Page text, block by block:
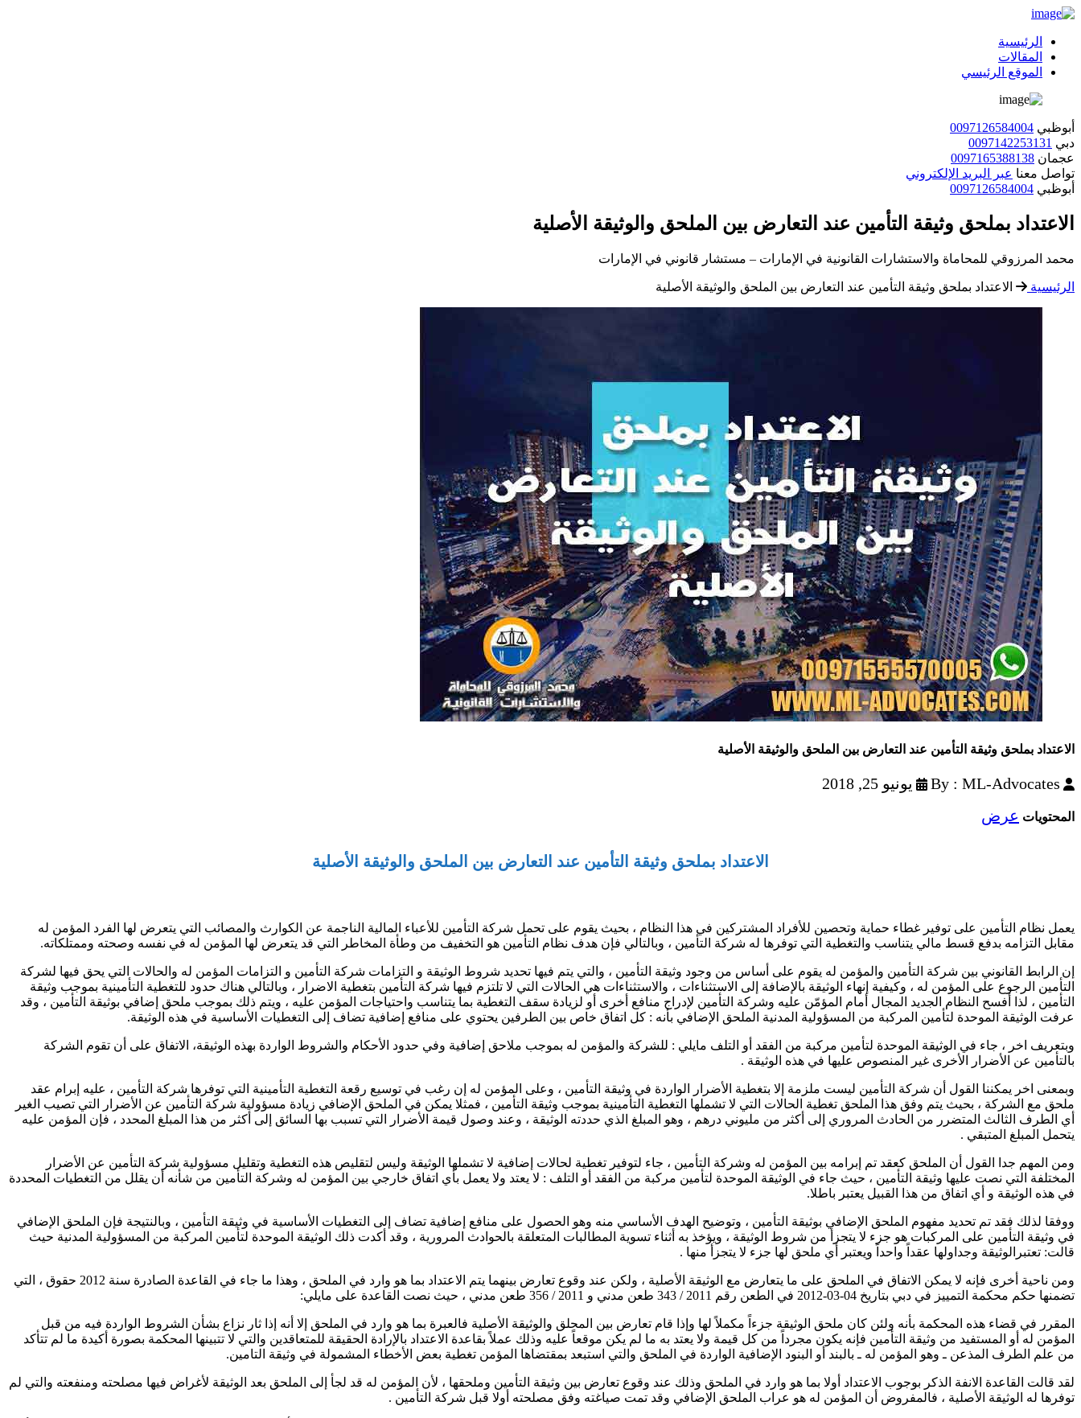
الرئيسية
المقالات
الموقع الرئيسي
أبوظبي 0097126584004
دبي 0097142253131
عجمان 0097165388138
تواصل معنا عبر البريد الإلكتروني
أبوظبي 0097126584004
الاعتداد بملحق وثيقة التأمين عند التعارض بين الملحق والوثيقة الأصلية
محمد المرزوقي للمحاماة والاستشارات القانونية في الإمارات – مستشار قانوني في الإمارات
الرئيسية الاعتداد بملحق وثيقة التأمين عند التعارض بين الملحق والوثيقة الأصلية
الاعتداد بملحق وثيقة التأمين عند التعارض بين الملحق والوثيقة الأصلية
By : ML-Advocates يونيو 25, 2018
المحتويات عرض
الاعتداد بملحق وثيقة التأمين عند التعارض بين الملحق والوثيقة الأصلية
يعمل نظام التأمين على توفير غطاء حماية وتحصين للأفراد المشتركين في هذا النظام ، بحيث يقوم على تحمل شركة التأمين للأعباء المالية الناجمة عن الكوارث والمصائب التي يتعرض لها الفرد المؤمن له
مقابل التزامه بدفع قسط مالي يتناسب والتغطية التي توفرها له شركة التأمين ، وبالتالي فإن هدف نظام التأمين هو التخفيف من وطأة المخاطر التي قد يتعرض لها المؤمن له في نفسه وصحته وممتلكاته.
إن الرابط القانوني بين شركة التأمين والمؤمن له يقوم على أساس من وجود وثيقة التأمين ، والتي يتم فيها تحديد شروط الوثيقة و التزامات شركة التأمين و التزامات المؤمن له والحالات التي يحق فيها لشركة
التأمين الرجوع على المؤمن له ، وكيفية إنهاء الوثيقة بالإضافة إلى الاستثناءات ، والاستثناءات هي الحالات التي لا تلتزم فيها شركة التأمين بتغطية الاضرار ، وبالتالي هناك حدود للتغطية التأمينية بموجب وثيقة
التأمين ، لذا أفسح النظام الجديد المجال أمام المؤمّن عليه وشركة التأمين لإدراج منافع أخرى أو لزيادة سقف التغطية بما يتناسب واحتياجات المؤمن عليه ، ويتم ذلك بموجب ملحق إضافي بوثيقة التأمين ، وقد
عرفت الوثيقة الموحدة لتأمين المركبة من المسؤولية المدنية الملحق الإضافي بأنه : كل اتفاق خاص بين الطرفين يحتوي على منافع إضافية تضاف إلى التغطيات الأساسية في هذه الوثيقة.
وبتعريف اخر ، جاء في الوثيقة الموحدة لتأمين مركبة من الفقد أو التلف مايلي : للشركة والمؤمن له بموجب ملاحق إضافية وفي حدود الأحكام والشروط الواردة بهذه الوثيقة، الاتفاق على أن تقوم الشركة
بالتأمين عن الأضرار الأخرى غير المنصوص عليها في هذه الوثيقة .
وبمعنى اخر يمكننا القول أن شركة التأمين ليست ملزمة إلا بتغطية الأضرار الواردة في وثيقة التأمين ، وعلى المؤمن له إن رغب في توسيع رقعة التغطية التأمينية التي توفرها شركة التأمين ، عليه إبرام عقد
ملحق مع الشركة ، بحيث يتم وفق هذا الملحق تغطية الحالات التي لا تشملها التغطية التأمينية بموجب وثيقة التأمين ، فمثلا يمكن في الملحق الإضافي زيادة مسؤولية شركة التأمين عن الأضرار التي تصيب الغير
أي الطرف الثالث المتضرر من الحادث المروري إلى أكثر من مليوني درهم ، وهو المبلغ الذي حددته الوثيقة ، وعند وصول قيمة الأضرار التي تسبب بها السائق إلى أكثر من هذا المبلغ المحدد ، فإن المؤمن عليه
يتحمل المبلغ المتبقي .
ومن المهم جدا القول أن الملحق كعقد تم إبرامه بين المؤمن له وشركة التأمين ، جاء لتوفير تغطية لحالات إضافية لا تشملها الوثيقة وليس لتقليص هذه التغطية وتقليل مسؤولية شركة التأمين عن الأضرار
المختلفة التي نصت عليها وثيقة التأمين ، حيث جاء في الوثيقة الموحدة لتأمين مركبة من الفقد أو التلف : لا يعتد ولا يعمل بأي اتفاق خارجي بين المؤمن له وشركة التأمين من شأنه أن يقلل من التغطيات المحددة
في هذه الوثيقة و أي اتفاق من هذا القبيل يعتبر باطلا.
ووفقا لذلك فقد تم تحديد مفهوم الملحق الإضافي بوثيقة التأمين ، وتوضيح الهدف الأساسي منه وهو الحصول على منافع إضافية تضاف إلى التغطيات الأساسية في وثيقة التأمين ، وبالنتيجة فإن الملحق الإضافي
في وثيقة التأمين على المركبات هو جزء لا يتجزأ من شروط الوثيقة ، ويؤخذ به أثناء تسوية المطالبات المتعلقة بالحوادث المرورية ، وقد أكدت ذلك الوثيقة الموحدة لتأمين المركبة من المسؤولية المدنية حيث
قالت: تعتبرالوثيقة وجداولها عقداً واحداً ويعتبر أي ملحق لها جزء لا يتجزأ منها .
ومن ناحية أخرى فإنه لا يمكن الاتفاق في الملحق على ما يتعارض مع الوثيقة الأصلية ، ولكن عند وقوع تعارض بينهما يتم الاعتداد بما هو وارد في الملحق ، وهذا ما جاء في القاعدة الصادرة سنة 2012 حقوق ، التي
تضمنها حكم محكمة التمييز في دبي بتاريخ 04-03-2012 في الطعن رقم 2011 / 343 طعن مدني و 2011 / 356 طعن مدني ، حيث نصت القاعدة على مايلي:
المقرر في قضاء هذه المحكمة بأنه ولئن كان ملحق الوثيقة جزءاً مكملاً لها وإذا قام تعارض بين المحلق والوثيقة الأصلية فالعبرة بما هو وارد في الملحق إلا أنه إذا ثار نزاع بشأن الشروط الواردة فيه من قبل
المؤمن له أو المستفيد من وثيقة التأمين فإنه يكون مجرداً من كل قيمة ولا يعتد به ما لم يكن موقعاً عليه وذلك عملاً بقاعدة الاعتداد بالإرادة الحقيقة للمتعاقدين والتي لا تتبينها المحكمة بصورة أكيدة ما لم تتأكد
من علم الطرف المذعن ـ وهو المؤمن له ـ بالبند أو البنود الإضافية الواردة في الملحق والتي استبعد بمقتضاها المؤمن تغطية بعض الأخطاء المشمولة في وثيقة التامين.
لقد قالت القاعدة الانفة الذكر بوجوب الاعتداد أولا بما هو وارد في الملحق وذلك عند وقوع تعارض بين وثيقة التأمين وملحقها ، لأن المؤمن له قد لجأ إلى الملحق بعد الوثيقة لأغراض فيها مصلحته ومنفعته والتي لم
توفرها له الوثيقة الأصلية ، فالمفروض أن المؤمن له هو عراب الملحق الإضافي وقد تمت صياغته وفق مصلحته أولا قبل شركة التأمين .